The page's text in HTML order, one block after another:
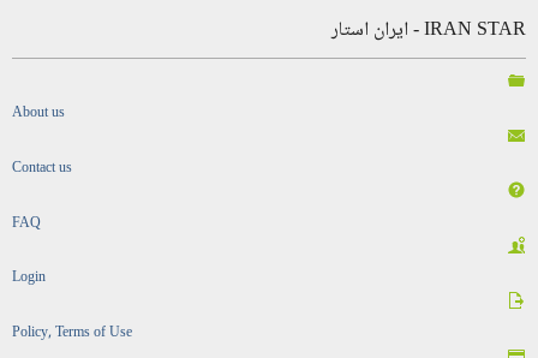
IRAN STAR - ایران استار
About us
Contact us
FAQ
Login
Policy, Terms of Use